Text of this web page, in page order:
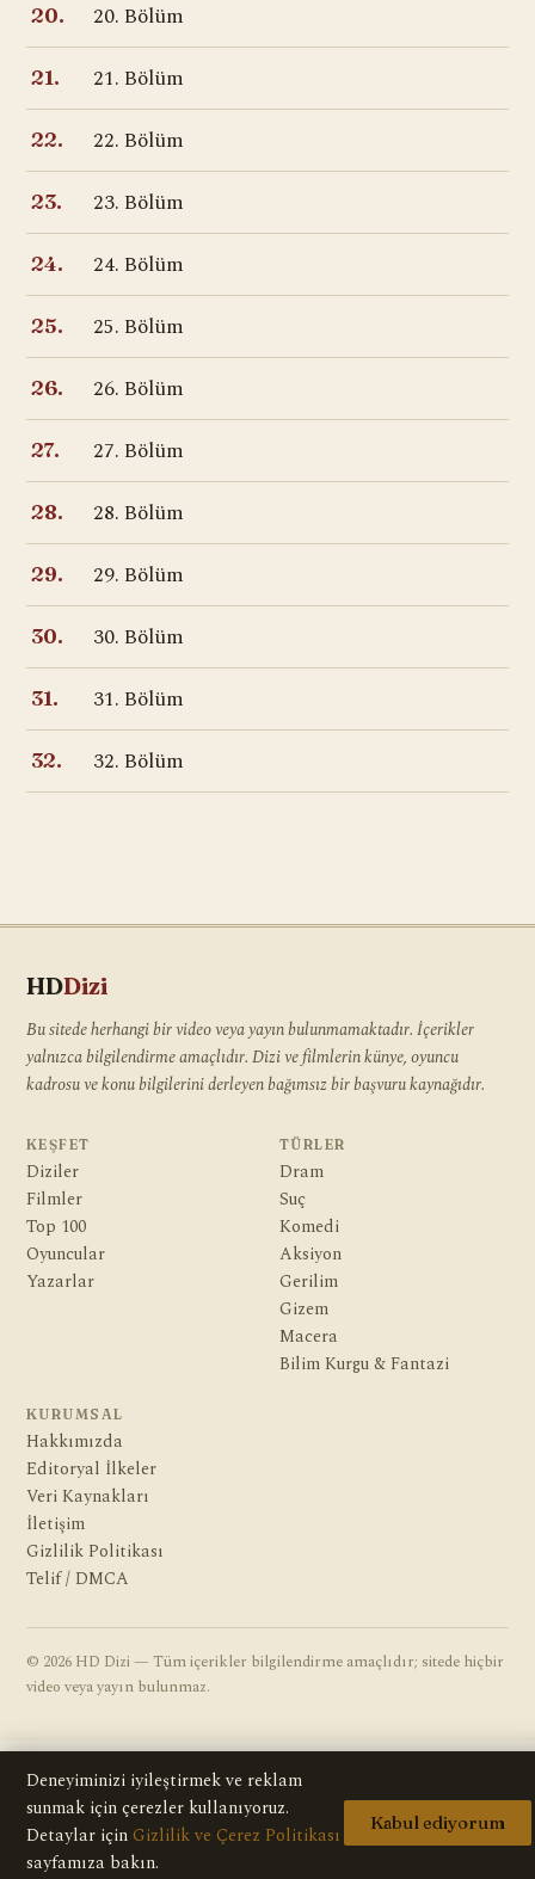
20. 20. Bölüm
21. 21. Bölüm
22. 22. Bölüm
23. 23. Bölüm
24. 24. Bölüm
25. 25. Bölüm
26. 26. Bölüm
27. 27. Bölüm
28. 28. Bölüm
29. 29. Bölüm
30. 30. Bölüm
31. 31. Bölüm
32. 32. Bölüm
HDDizi
Bu sitede herhangi bir video veya yayın bulunmamaktadır. İçerikler
yalnızca bilgilendirme amaçlıdır. Dizi ve filmlerin künye, oyuncu
kadrosu ve konu bilgilerini derleyen bağımsız bir başvuru kaynağıdır.
KEŞFET
Diziler
Filmler
Top 100
Oyuncular
Yazarlar
TÜRLER
Dram
Suç
Komedi
Aksiyon
Gerilim
Gizem
Macera
Bilim Kurgu & Fantazi
KURUMSAL
Hakkımızda
Editoryal İlkeler
Veri Kaynakları
İletişim
Gizlilik Politikası
Telif / DMCA
© 2026 HD Dizi — Tüm içerikler bilgilendirme amaçlıdır; sitede hiçbir
video veya yayın bulunmaz.
Deneyiminizi iyileştirmek ve reklam
sunmak için çerezler kullanıyoruz.
Detaylar için Gizlilik ve Çerez Politikası
sayfamıza bakın.
Kabul ediyorum